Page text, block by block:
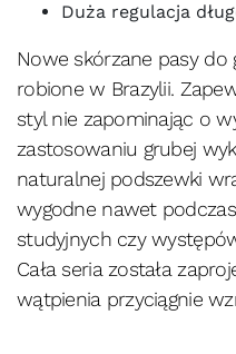
Duża regulacja
Nowe skórzane pasy do
robione w Brazylii.
styl nie zapominając o
zastosowaniu grubej
naturalnej podszewki
wygodne nawet
studyjnych czy
Cała seria została
wątpienia przyciągnie